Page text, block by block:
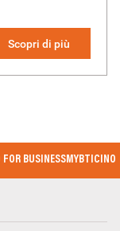
Scopri di più
BUSINESSMYBTICINO